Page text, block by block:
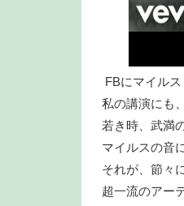
FBにマイル
私の講演にも
若き時、武満
マイルスの音
それが、節々
超一流のアー